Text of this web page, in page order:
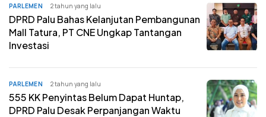
PARLEMEN 2 tahun yang lalu
DPRD Palu Bahas Kelanjutan Pembangunan
Mall Tatura, PT CNE Ungkap Tantangan
Investasi
PARLEMEN 2 tahun yang lalu
555 KK Penyintas Belum Dapat Huntap,
DPRD Palu Desak Perpanjangan Waktu